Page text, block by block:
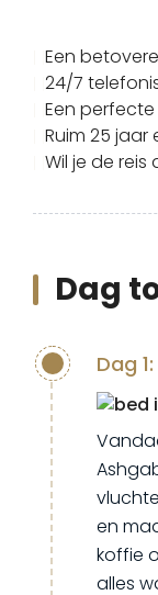
Een
24/7
Een
Ruim 25
Wil je de
Dag
Dag
en
koffie
alles